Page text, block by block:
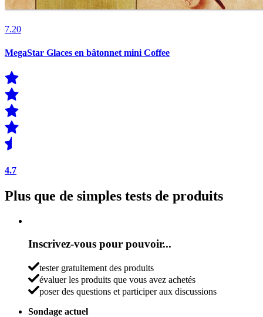
7.20
MegaStar Glaces en bâtonnet mini Coffee
4.7
Plus que de simples tests de produits
Inscrivez-vous pour pouvoir...
tester gratuitement des produits
évaluer les produits que vous avez achetés
poser des questions et participer aux discussions
Sondage actuel